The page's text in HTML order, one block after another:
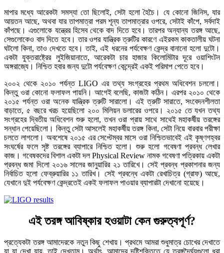
মাপার মধ্যে আরেকটা সমস্যা তো ছিলোই, সেটা হলো হৈচৈ। যে কোনো জিনিস, যার
আয়তন আছে, অথবা যার তাপমাত্রা পরম শূন্য তাপমাত্রার ওপরে, সেটাই কাঁপে, সর্বদাই
কাঁপছে। এগুলোকে যন্ত্রের হিসেব থেকে বাদ দিতে হবে। তারপর অন্যান্য তরঙ্গ আছে,
সেগুলোকেও বাদ দিতে হবে। তার ওপর যান্ত্রিক ত্রুটির কারণে এইরকম কাকতালীয় ঘটনা
ঘটলো কিনা, তাও দেখতে হবে। তাই, এই ধরনের পর্যবেক্ষণ কেন্দ্র বানানো হলো দুটো।
একটা যুক্তরাষ্ট্রের লুইজিয়ানাতে, আরেকটা চার হাজার কিলোমিটার দূরে ওয়াশিংটন
অঙ্গরাজ্যে। নিশ্চিত হবার জন্য দুটো পর্যবেক্ষণ কেন্দ্রেই একই পরিমাপ পেতে হবে।
২০০২ থেকে ২০১০ পর্যন্ত LIGO এর তথ্য সংগ্রহের প্রথম অধিবেশন চললো।
কিন্তু ওরা কোনো ফলাফল পায়নি। আগেই বলেছি, কাজটা কঠিন। এরপর ২০১০ থেকে
২০১৫ পর্যন্ত ওরা অনেক যান্ত্রিক ত্রুটি সারালো। এই ত্রুটি সারাতে, সংবেদনশীলতা
বাড়াতে, ৫ বছরে খরচ হয়েছিলো ২০০ মিলিয়ন ডলারের ওপরে। ২০১৫ তে যখন তথ্য
সংগ্রহের দ্বিতীয় অধিবেশন শুরু হলো, তখন ওরা প্রায় সাথে সাথেই মহাকর্ষীয় তরঙ্গের
সন্ধান পেয়েছিলো। কিন্তু সেটা আসলেই মহাকর্ষীয় তরঙ্গ কিনা, সেটা নিয়ে বারবার পরীক্ষা
চলতে লাগলো। অবশেষে ২০১৫ এর সেপ্টেম্বর মাসে ওরা নিশ্চিতভাবেই এই কৃষ্ণগহ্বর
সংঘর্ষের ফলে সৃষ্ট তরঙ্গের ব্যাপারে নিশ্চিত হলো। শুরু হলো গবেষণা প্রবন্ধ লেখার
কাজ। গবেষকদের বিশাল একটা দল Physical Review নামক গবেষণা পত্রিকায় একটা
প্রবন্ধ জমা দিলো ২০১৬ সালের জানুয়ারির ২১ তারিখে। সেই প্রবন্ধ প্রকাশনার জন্য
নির্বাচিত হলো ফেব্রুয়ারির ১১ তারিখ। সেই প্রবন্ধে একটা রেখাচিত্র (গ্রাফ) আছে,
যেখানে দুই পর্যবেক্ষণ কেন্দ্রতেই একই ফলাফল পাওয়ার ব্যাপারটা দেখানো হয়েছে।
এই তরঙ্গ আবিষ্কার হওয়াটা কেন গুরুত্বপূর্ণ?
প্রত্যেকটা তরঙ্গ আমাদেরকে নতুন কিছু শেখায়। প্রথমে আমরা শুধুমাত্র চোখের দেখাতে
যা যা দেখা যায়, তাই দেখতাম। অর্থাৎ, আমাদের দৃষ্টিশক্তিতে যে তরঙ্গদৈর্ঘ্যগুলো ধরা